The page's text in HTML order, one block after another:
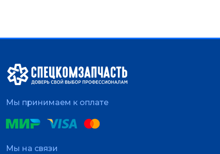
Мы принимаем к оплате
Мы на связи